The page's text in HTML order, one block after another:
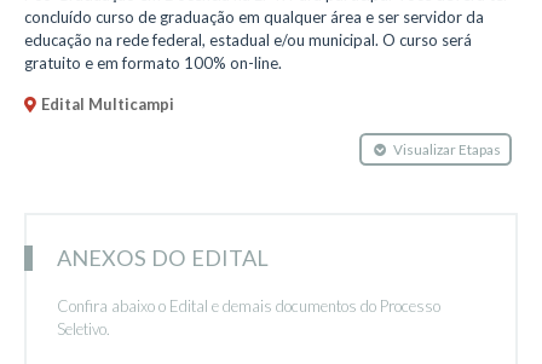
concluído curso de graduação em qualquer área e ser servidor da
educação na rede federal, estadual e/ou municipal. O curso será
gratuito e em formato 100% on-line.
Edital Multicampi
Visualizar Etapas
ANEXOS DO EDITAL
Confira abaixo o Edital e demais documentos do Processo
Seletivo.